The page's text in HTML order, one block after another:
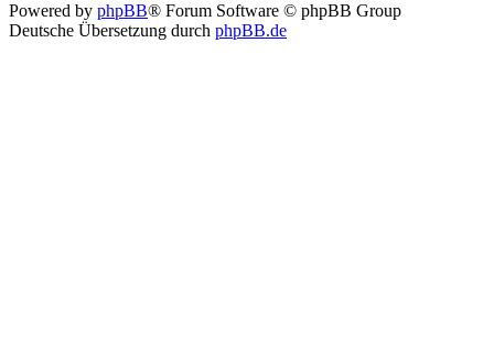
Powered by phpBB® Forum Software © phpBB Group
Deutsche Übersetzung durch phpBB.de